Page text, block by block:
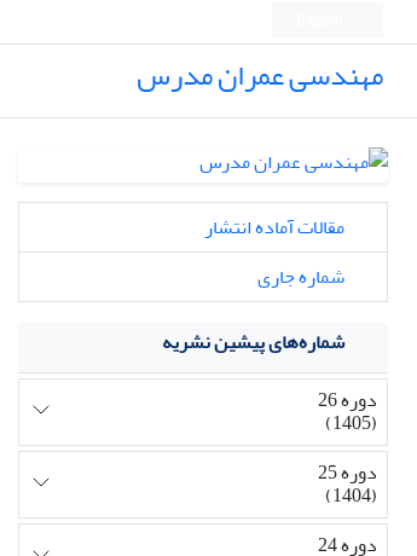
مهندسی عمران مدرس
مقالات آماده انتشار
شماره جاری
شماره‌های پیشین نشریه
دوره 26
(1405)
دوره 25
(1404)
دوره 24